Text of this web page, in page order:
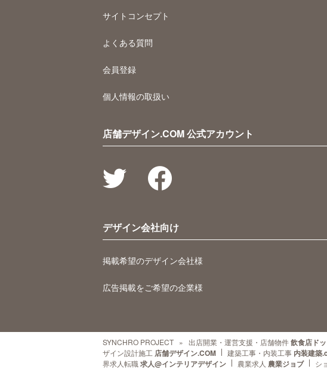
サイトコンセプト
よくある質問
会員登録
個人情報の取扱い
店舗デザイン.COM 公式アカウント
デザイン会社向け
掲載希望のデザイン会社様
広告掲載をご希望の企業様
SYNCHRO PROJECT 出店開業・運営支援・店舗物件飲食店ド
ザイン設計施工 店舗デザイン.COM 建築工事・内装工事 内装建築
界求人転職 求人@インテリアデザイン 農業求人 農業ジョブ シ